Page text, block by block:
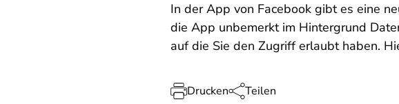
In der App von Facebook gibt es eine
die App unbemerkt im Hintergrund
auf die Sie den Zugriff erlaubt haben.
Drucken Teilen